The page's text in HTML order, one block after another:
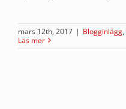
mars 12th, 2017 | Blogginlägg,
Läs mer